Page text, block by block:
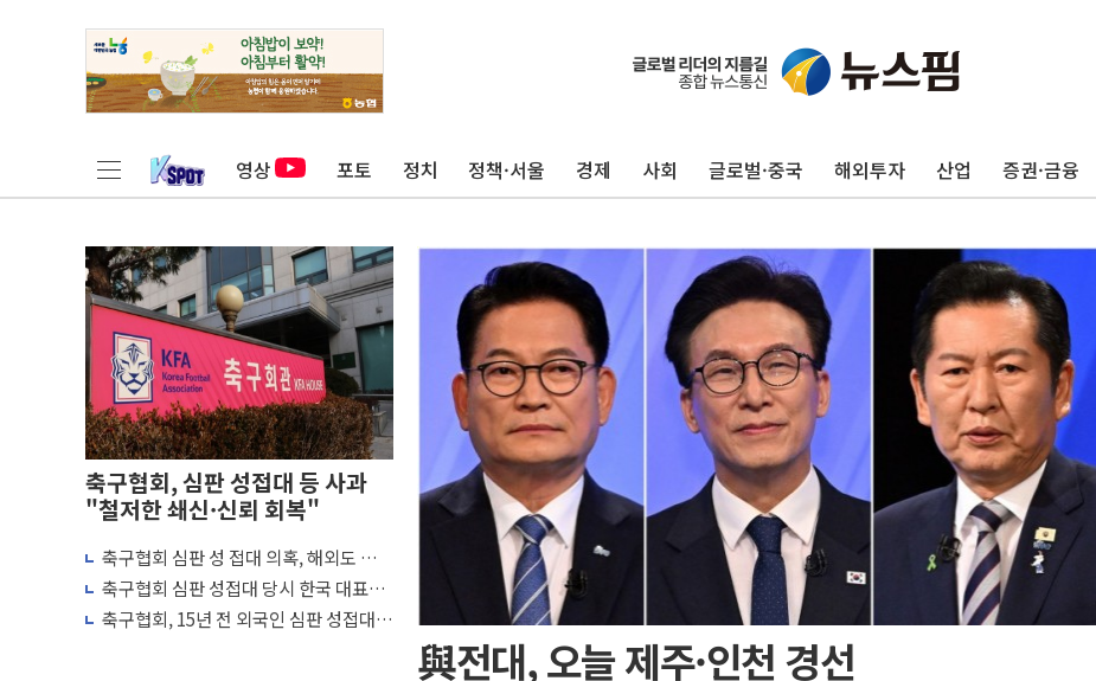
영상 포토 정치 정책·서울 경제 사회 글로벌·중국 해외투자 산업 증권·금융
축구협회, 심판 성접대 등 사과
"철저한 쇄신·신뢰 회복"
축구협회 심판 성 접대 의혹, 해외도 관심
↑…감독 선임 과정 수사까지 외신 주목
축구협회 심판 성접대 당시 한국 대표팀
7경기 무패 행진
축구협회, 15년 전 외국인 심판 성접대
與전대, 오늘 제주·인천 경선